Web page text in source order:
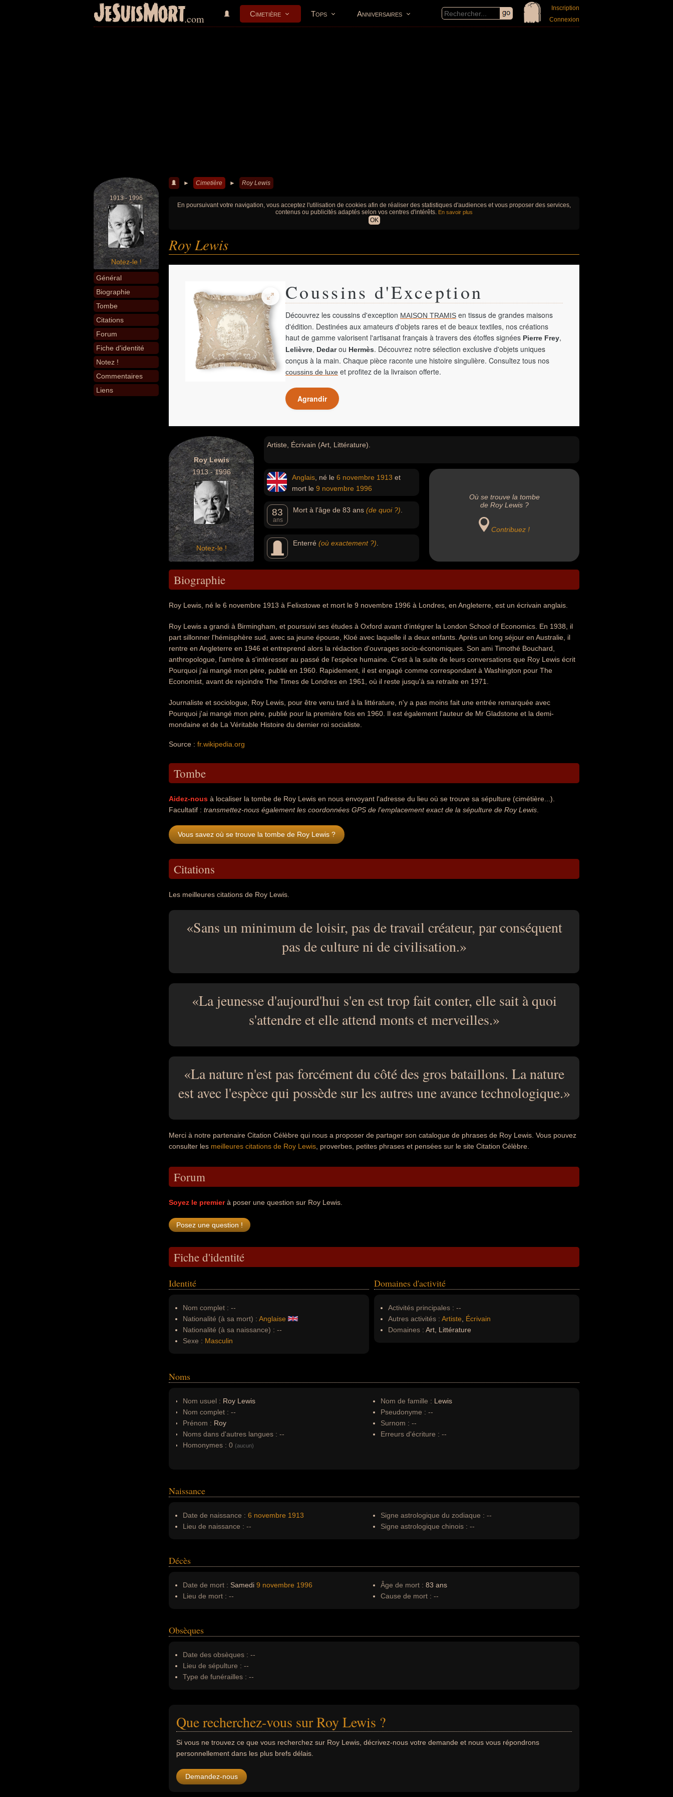
JeSuisMort.com Cimetière Tops Anniversaires
Inscription
Connexion
1913 - 1996
Notez-le !
Général
Biographie
Tombe
Citations
Forum
Fiche d'identité
Notez !
Commentaires
Liens
► Cimetière ► Roy Lewis
En poursuivant votre navigation, vous acceptez l'utilisation de cookies afin de réaliser des statistiques d'audiences et vous proposer des services,
contenus ou publicités adaptés selon vos centres d'intérêts. En savoir plus
OK
Roy Lewis
Coussins d'Exception
Découvrez les coussins d'exception MAISON TRAMIS en tissus de grandes maisons
d'édition. Destinées aux amateurs d'objets rares et de beaux textiles, nos créations
haut de gamme valorisent l'artisanat français à travers des étoffes signées Pierre Frey,
Lelièvre, Dedarou Hermès. Découvrez notre sélection exclusive d'objets uniques
conçus à la main. Chaque pièce raconte une histoire singulière. Consultez tous nos
coussins de luxe et profitez de la livraison offerte.
Agrandir
Roy Lewis
1913 - 1996
Notez-le !
Artiste, Écrivain (Art, Littérature).
Anglais , né le 6 novembre 1913 et
mort le 9 novembre 1996
83
ans
Mort à l'âge de 83 ans (de quoi ?)
Enterré (où exactement ?)
Où se trouve la tombe
de Roy Lewis ?
Contribuez !
Biographie
Roy Lewis, né le 6 novembre 1913 à Felixstowe et mort le 9 novembre 1996 à Londres, en Angleterre, est un écrivain anglais.
Roy Lewis a grandi à Birmingham, et poursuivi ses études à Oxford avant d'intégrer la London School of Economics. En 1938, il
part sillonner l'hémisphère sud, avec sa jeune épouse, Kloé avec laquelle il a deux enfants. Après un long séjour en Australie, il
rentre en Angleterre en 1946 et entreprend alors la rédaction d'ouvrages socio-économiques. Son ami Timothé Bouchard,
anthropologue, l'amène à s'intéresser au passé de l'espèce humaine. C'est à la suite de leurs conversations que Roy Lewis écrit
Pourquoi j'ai mangé mon père, publié en 1960. Rapidement, il est engagé comme correspondant à Washington pour The
Economist, avant de rejoindre The Times de Londres en 1961, où il reste jusqu'à sa retraite en 1971.
Journaliste et sociologue, Roy Lewis, pour être venu tard à la littérature, n'y a pas moins fait une entrée remarquée avec
Pourquoi j'ai mangé mon père, publié pour la première fois en 1960. Il est également l'auteur de Mr Gladstone et la demi-
mondaine et de La Véritable Histoire du dernier roi socialiste.
Source : fr.wikipedia.org
Tombe
Aidez-nous à localiser la tombe de Roy Lewis en nous envoyant l'adresse du lieu où se trouve sa sépulture (cimétière...).
Facultatif : transmettez-nous également les coordonnées GPS de l'emplacement exact de la sépulture de Roy Lewis
Vous savez où se trouve la tombe de Roy Lewis ?
Citations
Les meilleures citations de Roy Lewis.
Sans un minimum de loisir, pas de travail créateur, par conséquent
pas de culture ni de civilisation.
La jeunesse d'aujourd'hui s'en est trop fait conter, elle sait à quoi
s'attendre et elle attend monts et merveilles.
La nature n'est pas forcément du côté des gros bataillons. La nature
est avec l'espèce qui possède sur les autres une avance technologique.
Merci à notre partenaire Citation Célèbre qui nous a proposer de partager son catalogue de phrases de Roy Lewis. Vous pouvez
consulter les meilleures citations de Roy Lewis , proverbes, petites phrases et pensées sur le site Citation Célèbre.
Forum
Soyez le premierà poser une question sur Roy Lewis.
Fiche d'identité
Identité
Nom complet : --
Nationalité (à sa mort) : Anglaise
Nationalité (à sa naissance) : --
Sexe : Masculin
Domaines d'activité
Activités principales : --
Autres activités : Artiste
Écrivain
Domaines : Art, Littérature
Noms
Nom usuel : Roy Lewis
Nom complet : --
Prénom : Roy
Noms dans d'autres langues : --
Homonymes : 0 (aucun)
Nom de famille : Lewis
Pseudonyme : --
Surnom : --
Erreurs d'écriture : --
Naissance
Date de naissance : 6 novembre 1913
Lieu de naissance : --
Signe astrologique du zodiaque : --
Signe astrologique chinois : --
Décès
Date de mort : Samedi 9 novembre 1996
Lieu de mort : --
Âge de mort : 83 ans
Cause de mort : --
Obsèques
Date des obsèques : --
Lieu de sépulture : --
Type de funérailles : --
Que recherchez-vous sur Roy Lewis ?
Si vous ne trouvez ce que vous recherchez sur Roy Lewis, décrivez-nous votre demande et nous vous répondrons
personnellement dans les plus brefs délais.
Demandez-nous